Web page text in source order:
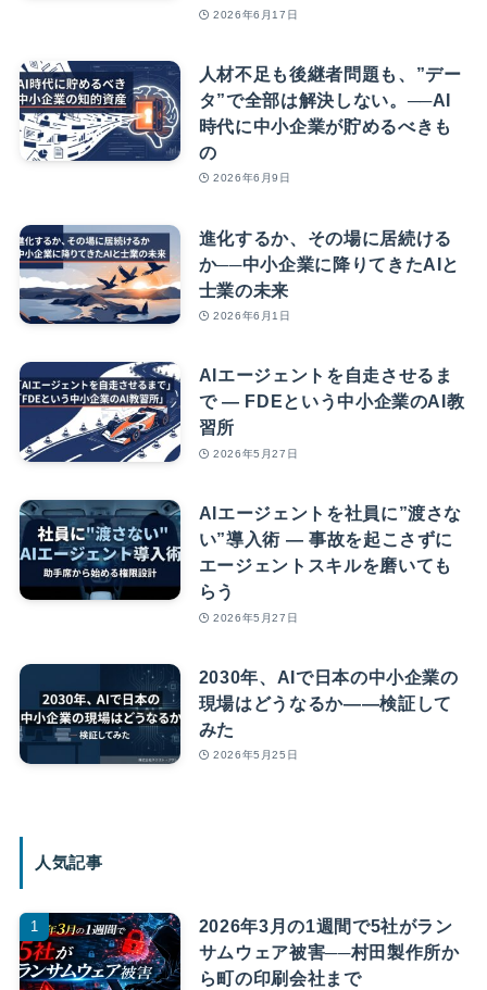
2026年6月17日
人材不足も後継者問題も、”デー
タ”で全部は解決しない。──AI
時代に中小企業が貯めるべきも
の
2026年6月9日
進化するか、その場に居続ける
か──中小企業に降りてきたAIと
士業の未来
2026年6月1日
AIエージェントを自走させるま
で — FDEという中小企業のAI教
習所
2026年5月27日
AIエージェントを社員に”渡さな
い”導入術 — 事故を起こさずに
エージェントスキルを磨いても
らう
2026年5月27日
2030年、AIで日本の中小企業の
現場はどうなるか――検証して
みた
2026年5月25日
人気記事
2026年3月の1週間で5社がラン
サムウェア被害──村田製作所か
ら町の印刷会社まで